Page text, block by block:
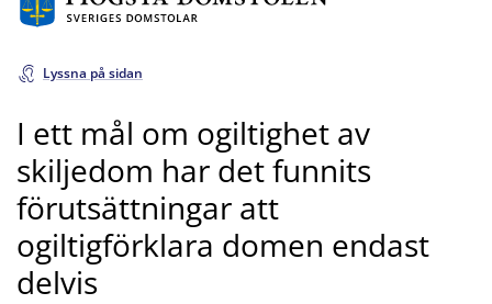
Lyssna på sidan
I ett mål om ogiltighet av
skiljedom har det funnits
förutsättningar att
ogiltigförklara domen endast
delvis